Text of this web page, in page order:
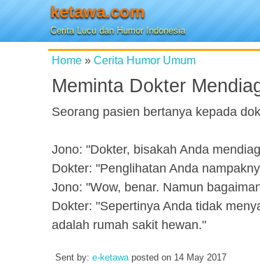
ketawa.com
Cerita Lucu dan Humor Indonesia
Home » Cerita Humor Umum
Meminta Dokter
Seorang pasien bertanya kepada
Jono: "Dokter, bisakah Anda
Dokter: "Penglihatan Anda
Jono: "Wow, benar. Namun
Dokter: "Sepertinya Anda tidak
adalah rumah sakit hewan."
Sent by: e-ketawaposted on 14 May 2017